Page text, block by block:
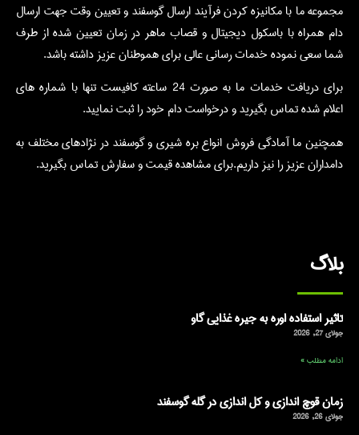
مجموعه ما با مکانیزه کردن فرآیند ارسال گوسفند و تعیین وقت جهت ارسال
دام همراه با باسکول دیجیتال و قصاب ماهر در زمان تعیین شده از طرف
شما سعی نموده خدمات رسانی عالی برای هموطنان عزیز داشته باشد.
برای دریافت خدمات ما به صورت 24 ساعته کافیست تنها با شماره های
اعلام شده تماس بگیرید و درخواست دام خود را ثبت نمایید.
همچنین ما آمادگی فروش انواع بره شیری و گوسفند در نژادهای مختلف به
دامداران عزیز را نیز داریم.برای مشاهده قیمت و سفارش تماس بگیرید.
بلاگ
تاثیر استفاده اوره به جیره غذایی گاو
جولای 27, 2026
ادامه مطلب »
زمان قوچ اندازی و کل اندازی در گله گوسفند
جولای 26, 2026